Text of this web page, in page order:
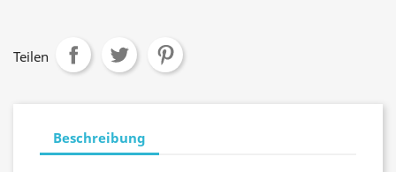
Teilen
Beschreibung